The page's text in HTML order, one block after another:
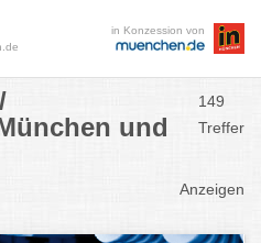
in Konzession von
und
149
Treffer
Anzeigen